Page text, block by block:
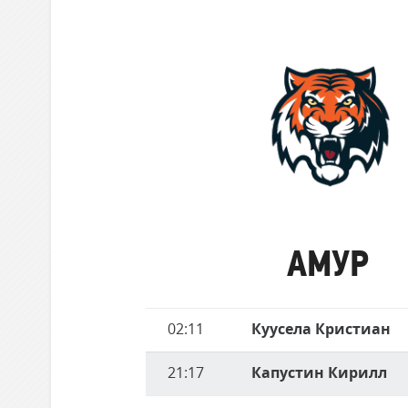
Шанхайские Драконы
Амур
АМУР
Время
Имя
02:11 Куусела Кристиан
21:17 Капустин Кирилл